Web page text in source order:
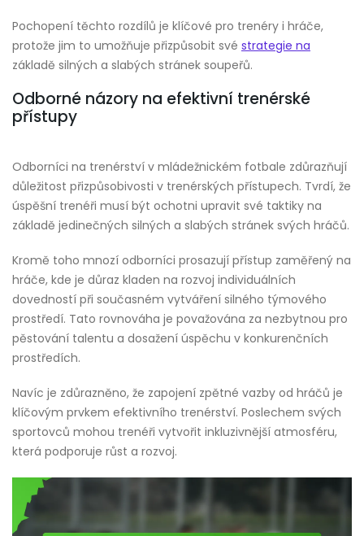
Pochopení těchto rozdílů je klíčové pro trenéry i hráče,
protože jim to umožňuje přizpůsobit své strategie na
základě silných a slabých stránek soupeřů.
Odborné názory na efektivní trenérské
přístupy
Odborníci na trenérství v mládežnickém fotbale zdůrazňují
důležitost přizpůsobivosti v trenérských přístupech. Tvrdí, že
úspěšní trenéři musí být ochotni upravit své taktiky na
základě jedinečných silných a slabých stránek svých hráčů.
Kromě toho mnozí odborníci prosazují přístup zaměřený na
hráče, kde je důraz kladen na rozvoj individuálních
dovedností při současném vytváření silného týmového
prostředí. Tato rovnováha je považována za nezbytnou pro
pěstování talentu a dosažení úspěchu v konkurenčních
prostředích.
Navíc je zdůrazněno, že zapojení zpětné vazby od hráčů je
klíčovým prvkem efektivního trenérství. Poslechem svých
sportovců mohou trenéři vytvořit inkluzivnější atmosféru,
která podporuje růst a rozvoj.